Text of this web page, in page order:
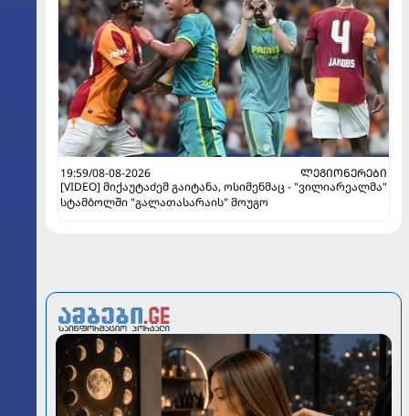
19:59/08-08-2026
ᲚᲔᲒᲘᲝᲜᲔᲠᲔᲑᲘ
[VIDEO] მიქაუტაძემ გაიტანა, ოსიმენმაც - "ვილიარეალმა"
სტამბოლში "გალათასარაის" მოუგო